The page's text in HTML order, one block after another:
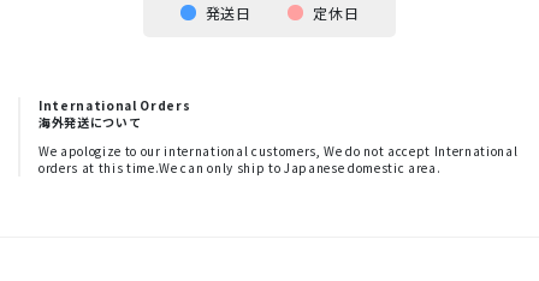
発送日 定休日
International Orders
海外発送について
We apologize to our international customers, We do not accept International
orders at this time.We can only ship to Japanese domestic area.